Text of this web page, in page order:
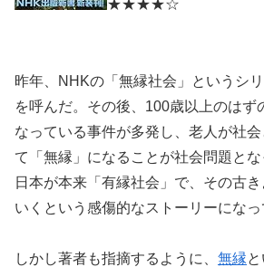
★★★★☆
昨年、NHKの「無縁社会」というシ
を呼んだ。その後、100歳以上のはず
なっている事件が多発し、老人が社
て「無縁」になることが社会問題と
日本が本来「有縁社会」で、その古
いくという感傷的なストーリーになっ
しかし著者も指摘するように、 無縁